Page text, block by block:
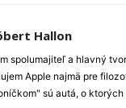
Hallon
spolumajiteľ a hlavný
Apple najmä pre
sú autá, o